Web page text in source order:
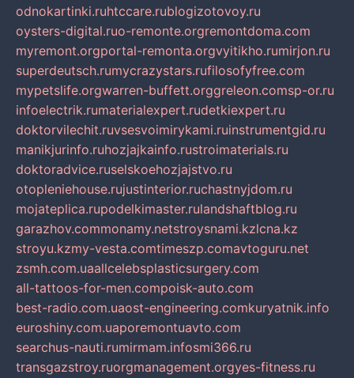
odnokartinki.ruhtccare.rublogizotovoy.ru
oysters-digital.ruo-remonte.orgremontdoma.com
myremont.orgportal-remonta.orgvyitikho.rumirjon.ru
superdeutsch.rumycrazystars.rufilosofyfree.com
mypetslife.orgwarren-buffett.orggreleon.comsp-or.ru
infoelectrik.rumaterialexpert.rudetkiexpert.ru
doktorvilechit.ruvsesvoimirykami.ruinstrumentgid.ru
manikjurinfo.ruhozjajkainfo.rustroimaterials.ru
doktoradvice.ruselskoehozjajstvo.ru
otopleniehouse.rujustinterior.ruchastnyjdom.ru
mojateplica.rupodelkimaster.rulandshaftblog.ru
garazhov.commonamy.netstroysnami.kzlcna.kz
stroyu.kzmy-vesta.comtimeszp.comavtoguru.net
zsmh.com.uaallcelebsplasticsurgery.com
all-tattoos-for-men.compoisk-auto.com
best-radio.com.uaost-engineering.comkuryatnik.info
euroshiny.com.uaporemontuavto.com
searchus-nauti.rumirmam.infosmi366.ru
transgazstroy.ruorgmanagement.orgyes-fitness.ru